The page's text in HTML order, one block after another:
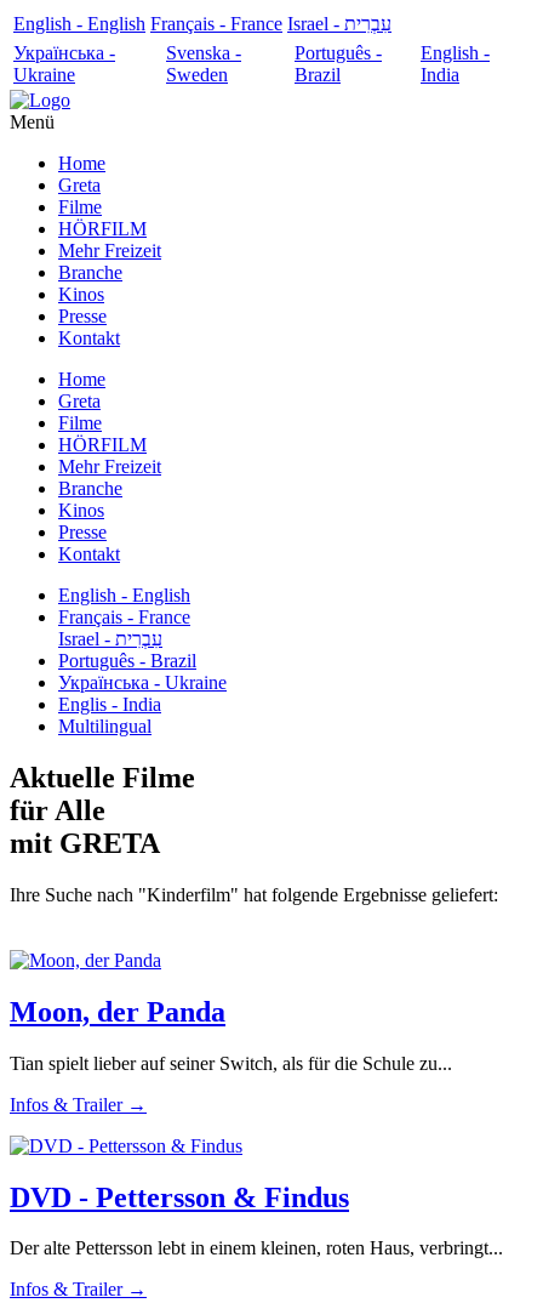
English - English Français - France
עִבְרִית - Israel
Українська -
Ukraine
Svenska -
Sweden
Português -
Brazil
English -
India
Menü
Home
Greta
Filme
HÖRFILM
Mehr Freizeit
Branche
Kinos
Presse
Kontakt
Home
Greta
Filme
HÖRFILM
Mehr Freizeit
Branche
Kinos
Presse
Kontakt
English - English
Français - France
עִבְרִית - Israel
Português - Brazil
Українська - Ukraine
Englis - India
Multilingual
Aktuelle Filme
für Alle
mit GRETA
Ihre Suche nach "Kinderfilm" hat folgende Ergebnisse geliefert:
Moon, der Panda
Tian spielt lieber auf seiner Switch, als für die Schule zu...
Infos & Trailer →
DVD - Pettersson & Findus
Der alte Pettersson lebt in einem kleinen, roten Haus, verbringt...
Infos & Trailer →